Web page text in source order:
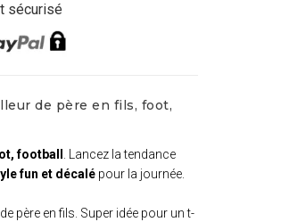
sécurisé
de père en fils, foot,
football
. Lancez la tendance
fun et décalé pour la journée.
père en fils. Super idée pour un t-